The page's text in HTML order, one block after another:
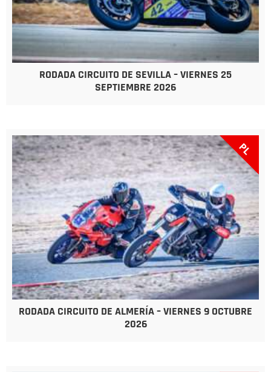
RODADA CIRCUITO DE SEVILLA – VIERNES 25
SEPTIEMBRE 2026
PL
RODADA CIRCUITO DE ALMERÍA – VIERNES 9 OCTUBRE
2026